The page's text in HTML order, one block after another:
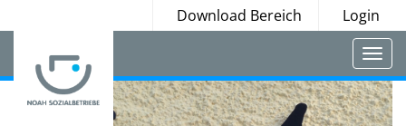
Download Bereich Login